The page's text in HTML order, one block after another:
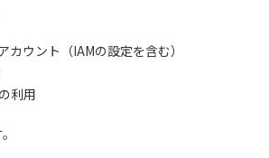
カウント（IAMの設定を含む）
利用